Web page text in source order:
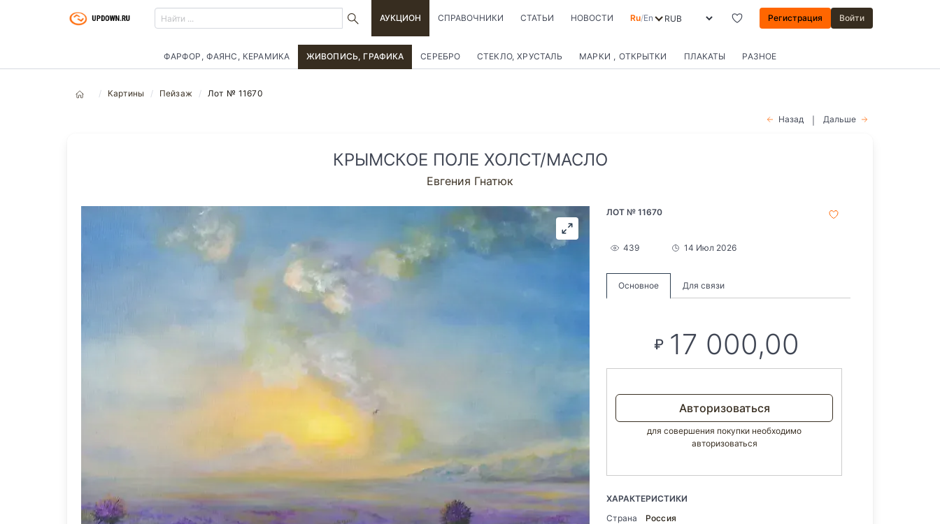
АУКЦИОН СПРАВОЧНИКИ СТАТЬИ НОВОСТИ Ru/En Регистрация Войти
ФАРФОР, ФАЯНС, КЕРАМИКА ЖИВОПИСЬ, ГРАФИКА СЕРЕБРО СТЕКЛО, ХРУСТАЛЬ МАРКИ , ОТКРЫТКИ ПЛАКАТЫ РАЗНОЕ
Картины Пейзаж Лот № 11670
Назад Дальше
КРЫМСКОЕ ПОЛЕ ХОЛСТ/МАСЛО
Евгения Гнатюк
ЛОТ № 11670
439 14 Июл 2026
Основное Для связи
₽ 17 000,00
Авторизоваться
для совершения покупки необходимо
авторизоваться
ХАРАКТЕРИСТИКИ
Страна
Россия